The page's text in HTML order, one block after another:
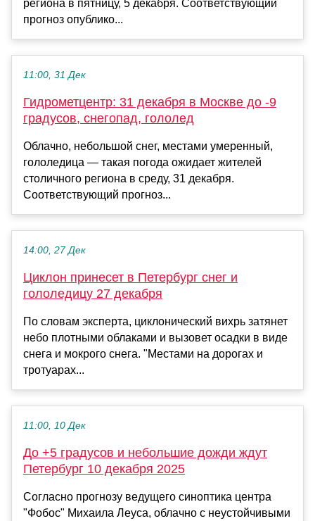
региона в пятницу, 5 декабря. Соответствующий
прогноз опублико...
11:00, 31 Дек
Гидрометцентр: 31 декабря в Москве до -9
градусов, снегопад, гололед
Облачно, небольшой снег, местами умеренный,
гололедица — такая погода ожидает жителей
столичного региона в среду, 31 декабря.
Соответствующий прогноз...
14:00, 27 Дек
Циклон принесет в Петербург снег и
гололедицу 27 декабря
По словам эксперта, циклонический вихрь затянет
небо плотными облаками и вызовет осадки в виде
снега и мокрого снега. "Местами на дорогах и
тротуарах...
11:00, 10 Дек
До +5 градусов и небольшие дожди ждут
Петербург 10 декабря 2025
Согласно прогнозу ведущего синоптика центра
"Фобос" Михаила Леуса, облачно с неустойчивыми